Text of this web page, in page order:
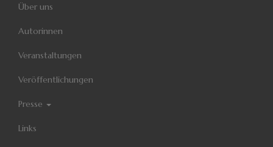
Über uns
Autorinnen
Veranstaltungen
Veröffentlichungen
Presse
Links